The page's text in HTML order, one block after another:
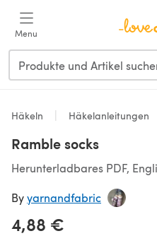
Menu
Häkeln Häkelanleitungen
Ramble socks
Herunterladbares PDF,
Byyarnandfabric
4,88 €